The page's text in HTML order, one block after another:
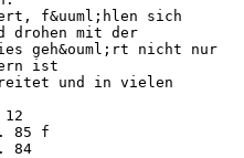
f&uuml;hlen sich
drohen mit der
geh&ouml;rt nicht nur
ist
und in vielen
85 f
84